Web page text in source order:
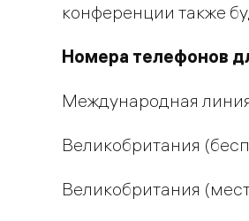
конференции также
Номера телефонов
Международная
Великобритания
Великобритания